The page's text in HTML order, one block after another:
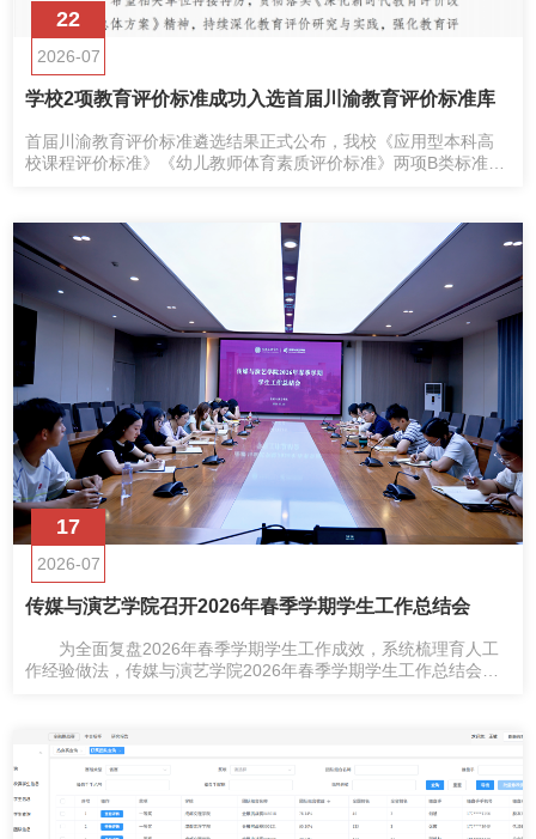
22
2026-07
学校2项教育评价标准成功入选首届川渝教育评价标准库
首届川渝教育评价标准遴选结果正式公布，我校《应用型本科高
校课程评价标准》《幼儿教师体育素质评价标准》两项B类标准成
17
2026-07
传媒与演艺学院召开2026年春季学期学生工作总结会
为全面复盘2026年春季学期学生工作成效，系统梳理育人工
作经验做法，传媒与演艺学院2026年春季学期学生工作总结会于